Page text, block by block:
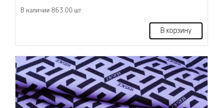
В наличии 863.00 шт
В корзину